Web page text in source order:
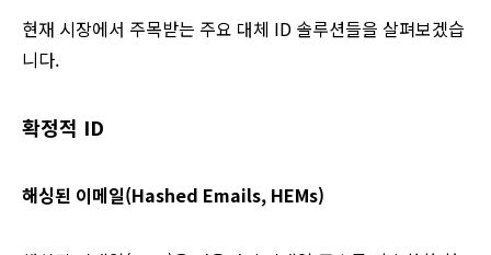
현재 시장에서 주목받는 주요 대체 ID 솔루션들을 살펴보겠습
니다.
확정적 ID
해싱된 이메일(Hashed Emails, HEMs)